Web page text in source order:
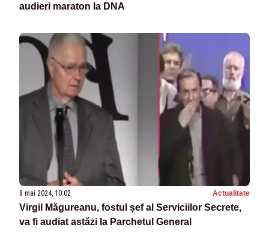
audieri maraton la DNA
8 mai 2024, 10:02 Actualitate
Virgil Măgureanu, fostul șef al Serviciilor Secrete,
va fi audiat astăzi la Parchetul General